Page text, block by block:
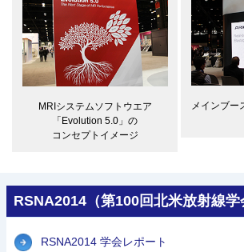
MRIシステムソフトウエア
「Evolution 5.0」の
コンセプトイメージ
メインブー
RSNA2014（第100回北米放射線学
RSNA2014 学会レポート